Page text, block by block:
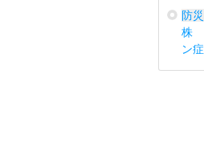
防
株
ン症